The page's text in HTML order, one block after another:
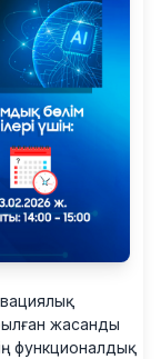
жасанды
функционалдық